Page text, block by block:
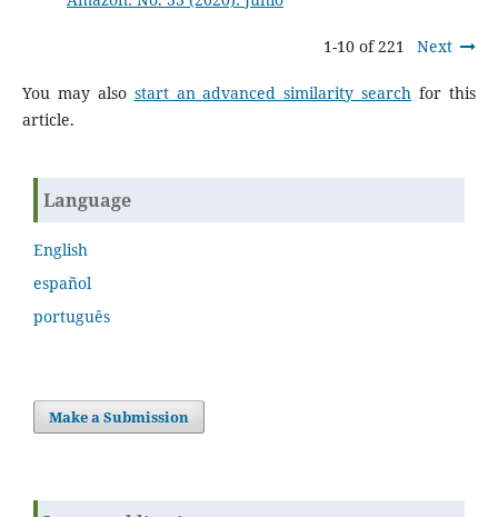
1-10 of 221 Next
You may also start an advanced similarity search for this
article.
Language
English
español
português
Make a Submission